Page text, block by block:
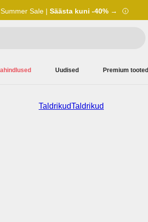
Summer Sale | Säästa kuni -40% →
Uudised Premium tooted
TaldrikudTaldrikud